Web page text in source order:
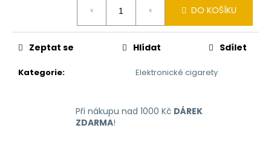
DO KOŠÍKU
Kategorie: Elektronické cigarety
Zeptat se Hlídat Sdílet
Při nákupu nad 1000 Kč DÁREK
ZDARMA!
POD
CIGARETA
1000MAH